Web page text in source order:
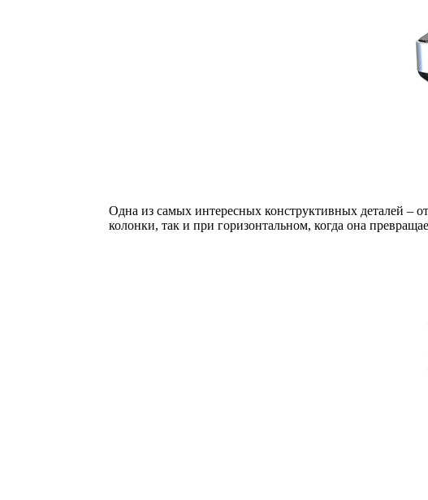
Одна из самых интересных конструктивных деталей –
колонки, так и при горизонтальном, когда она